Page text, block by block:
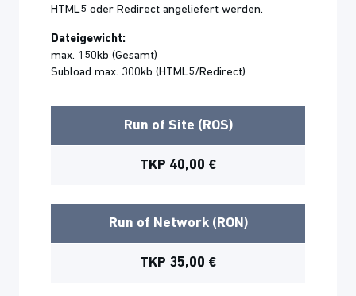
HTML5 oder Redirect angeliefert werden.
Dateigewicht:
max. 150kb (Gesamt)
Subload max. 300kb (HTML5/Redirect)
Run of Site (ROS)
TKP 40,00 €
Run of Network (RON)
TKP 35,00 €